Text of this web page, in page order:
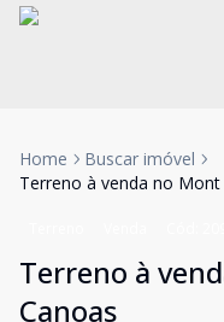
Home
Buscar imóvel
Terreno à venda no Mont
Terreno à
Canoas